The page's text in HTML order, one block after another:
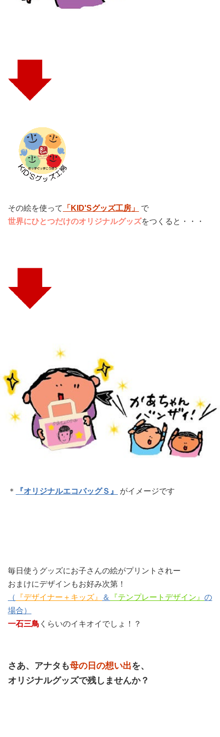
その絵を使って 「KID'Sグッズ工房」
で
世界にひとつだけのオリジナルグッズをつくると・・・
＊ 『オリジナルエコバッグＳ』 がイメージです
毎日使うグッズにお子さんの絵がプリントされー
おまけにデザインもお好み次第！
（
『デザイナー＋キッズ』 ＆ 『テンプレートデザイン』 の
場合）
一石三鳥 くらいのイキオイでしょ！？
さあ、アナタも母の日の想い出 を、
オリジナルグッズで残しませんか？